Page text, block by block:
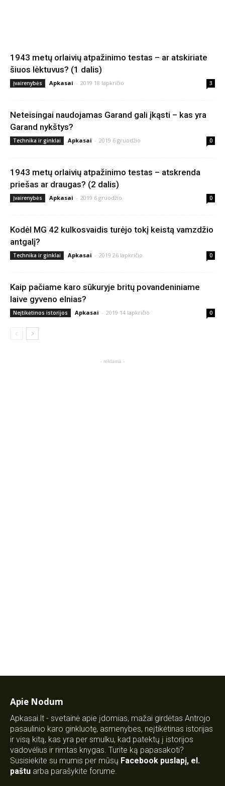
1943 metų orlaivių atpažinimo testas – ar atskiriate
šiuos lėktuvus? (1 dalis)
Įvairenybės Apkasai - 2019 18 lapkričio 3
Neteisingai naudojamas Garand gali įkąsti – kas yra
Garand nykštys?
Technika ir ginklai Apkasai - 2019 6 gruodžio 0
1943 metų orlaivių atpažinimo testas – atskrenda
priešas ar draugas? (2 dalis)
Įvairenybės Apkasai - 2019 6 gruodžio 0
Kodėl MG 42 kulkosvaidis turėjo tokį keistą vamzdžio
antgalį?
Technika ir ginklai Apkasai - 2019 26 lapkričio 0
Kaip pačiame karo sūkuryje britų povandeniniame
laive gyveno elnias?
Neįtikėtinos istorijos Apkasai - 2019 14 lapkričio 0
- reklama -
Apie Nodum
Apkasai.lt - svetainė apie įdomias, mažai girdėtas Antrojo
pasaulinio karo ginkluotę, asmenybes, neįtikėtinas istorijas
ir visą kitą, kas yra per smulku, kad patektų į istorijos
vadovėlius ir rimtas knygas. Turite ką papasakoti?
Susisiekite su mumis per mūsų Facebook puslapį, el.
paštu arba parašykite forume.